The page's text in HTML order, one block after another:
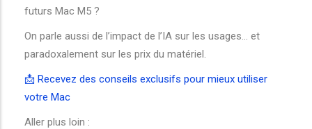
futurs Mac M5 ?
On parle aussi de l’impact de l’IA sur les usages… et
paradoxalement sur les prix du matériel.
📩 Recevez des conseils exclusifs pour mieux utiliser
votre Mac
Aller plus loin :